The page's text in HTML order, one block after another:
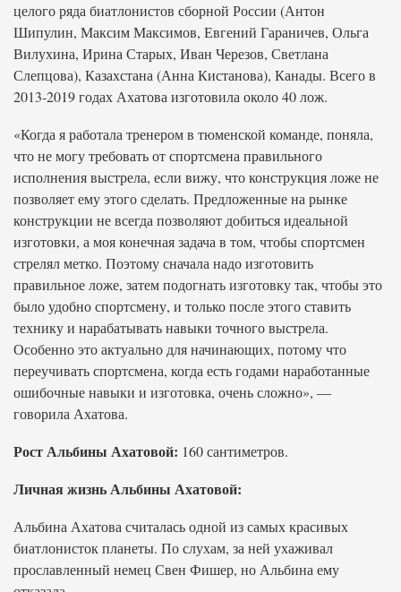
целого ряда биатлонистов сборной России (Антон
Шипулин, Максим Максимов, Евгений Гараничев, Ольга
Вилухина, Ирина Старых, Иван Черезов, Светлана
Слепцова), Казахстана (Анна Кистанова), Канады. Всего в
2013-2019 годах Ахатова изготовила около 40 лож.
«Когда я работала тренером в тюменской команде, поняла,
что не могу требовать от спортсмена правильного
исполнения выстрела, если вижу, что конструкция ложе не
позволяет ему этого сделать. Предложенные на рынке
конструкции не всегда позволяют добиться идеальной
изготовки, а моя конечная задача в том, чтобы спортсмен
стрелял метко. Поэтому сначала надо изготовить
правильное ложе, затем подогнать изготовку так, чтобы это
было удобно спортсмену, и только после этого ставить
технику и нарабатывать навыки точного выстрела.
Особенно это актуально для начинающих, потому что
переучивать спортсмена, когда есть годами наработанные
ошибочные навыки и изготовка, очень сложно», —
говорила Ахатова.
Рост Альбины Ахатовой: 160 сантиметров.
Личная жизнь Альбины Ахатовой:
Альбина Ахатова считалась одной из самых красивых
биатлонисток планеты. По слухам, за ней ухаживал
прославленный немец Свен Фишер, но Альбина ему